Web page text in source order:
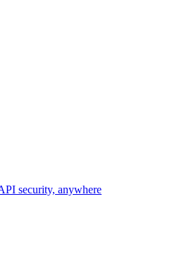
security, anywhere